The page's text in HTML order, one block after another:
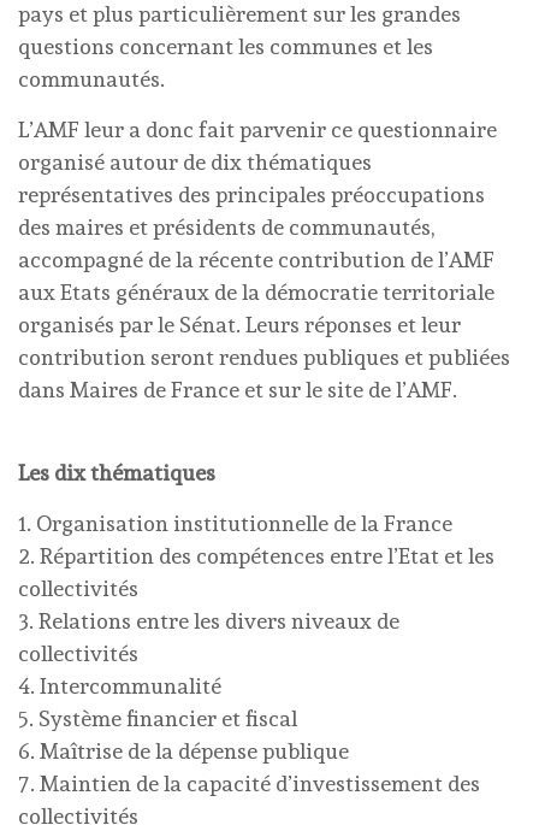
pays et plus particulièrement sur les grandes
questions concernant les communes et les
communautés.
L’AMF leur a donc fait parvenir ce questionnaire
organisé autour de dix thématiques
représentatives des principales préoccupations
des maires et présidents de communautés,
accompagné de la récente contribution de l’AMF
aux Etats généraux de la démocratie territoriale
organisés par le Sénat. Leurs réponses et leur
contribution seront rendues publiques et publiées
dans Maires de France et sur le site de l’AMF.
Les dix thématiques
1. Organisation institutionnelle de la France
2. Répartition des compétences entre l’Etat et les
collectivités
3. Relations entre les divers niveaux de
collectivités
4. Intercommunalité
5. Système financier et fiscal
6. Maîtrise de la dépense publique
7. Maintien de la capacité d’investissement des
collectivités